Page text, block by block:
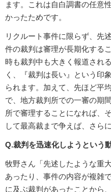
ます。これは自白調書の任意
かったためです。
リクルート事件に限らず、先
件の裁判は審理が長期化する
時も裁判中も大きく報道され
く、『裁判は長い』という印
られます。加えて、先ほど平
で、地方裁判所での一審の期
所で審理することになれば、
して最高裁まで争えば、さら
Q.裁判を迅速化しようという
牧野さん「先述したような重
あったり、事件の内容が複雑
に及ぶ裁判があったことから